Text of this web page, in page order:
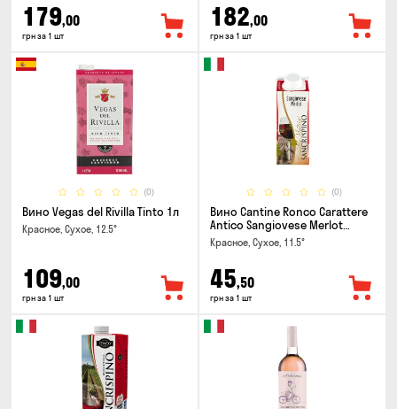
179,00
грн за 1 шт
182,00
грн за 1 шт
(0)
Вино Vegas del Rivilla Tinto 1л
Красное, Сухое, 12.5°
109,00
грн за 1 шт
(0)
Вино Cantine Ronco Carattere
Antico Sangiovese Merlot
Rubicone IGT 0.25л
Красное, Сухое, 11.5°
45,50
грн за 1 шт